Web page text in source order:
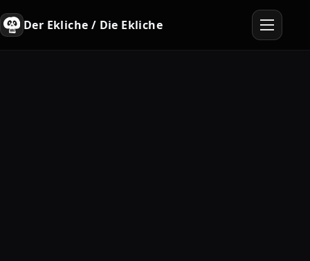
Der Ekliche / Die Ekliche